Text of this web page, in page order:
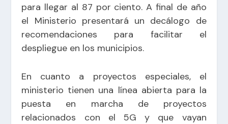
para llegar al 87 por ciento. A final de año
el Ministerio presentará un decálogo de
recomendaciones para facilitar el
despliegue en los municipios.
En cuanto a proyectos especiales, el
ministerio tienen una línea abierta para la
puesta en marcha de proyectos
relacionados con el 5G y que vayan